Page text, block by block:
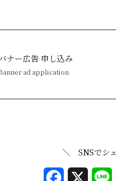
ナー広告 申し込み
ad application
＼ SNSでシ